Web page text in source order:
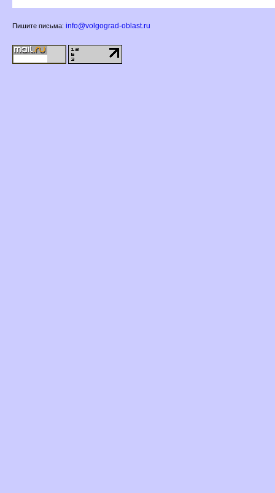
Пишите письма: info@volgograd-oblast.ru